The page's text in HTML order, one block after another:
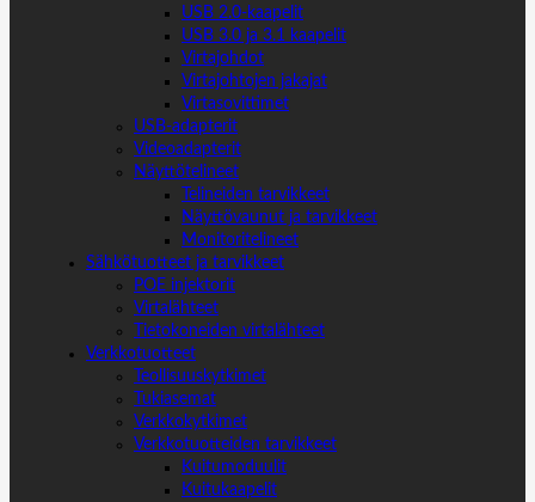
USB 2.0-kaapelit
USB 3.0 ja 3.1 kaapelit
Virtajohdot
Virtajohtojen jakajat
Virtasovittimet
USB-adapterit
Videoadapterit
Näyttötelineet
Telineiden tarvikkeet
Näyttövaunut ja tarvikkeet
Monitoritelineet
Sähkötuotteet ja tarvikkeet
POE injektorit
Virtalähteet
Tietokoneiden virtalähteet
Verkkotuotteet
Teollisuuskytkimet
Tukiasemat
Verkkokytkimet
Verkkotuotteiden tarvikkeet
Kuitumoduulit
Kuitukaapelit